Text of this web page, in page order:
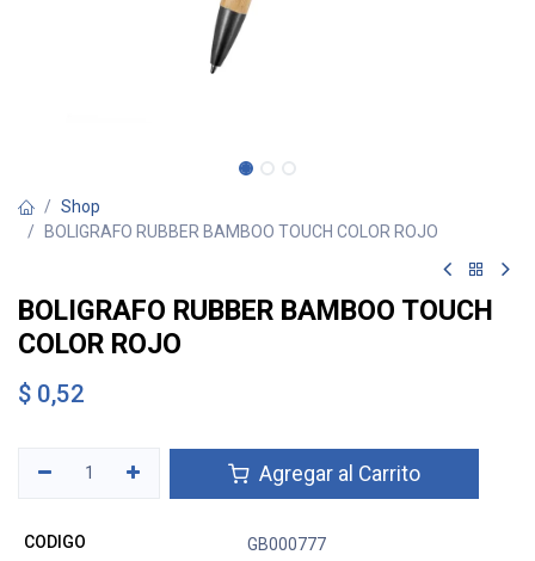
Shop
BOLIGRAFO RUBBER BAMBOO TOUCH COLOR ROJO
BOLIGRAFO RUBBER BAMBOO TOUCH
COLOR ROJO
$ 0,52
Agregar al Carrito
CODIGO GB000777